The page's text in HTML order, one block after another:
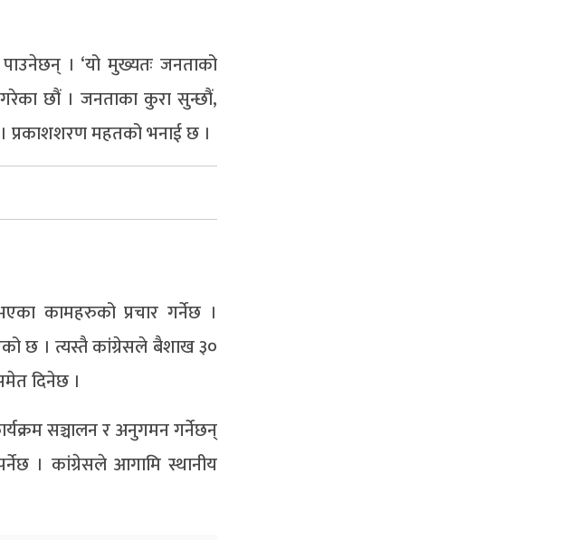
। ‘यो मुख्यतः जनताको
गरेका छौं । जनताका कुरा सुन्छौं,
प्रकाशशरण महतको भनाई छ ।
कामहरुको प्रचार गर्नेछ ।
छ । त्यस्तै कांग्रेसले बैशाख ३०
दिनेछ ।
सञ्चालन र अनुगमन गर्नेछन्
। कांग्रेसले आगामि स्थानीय